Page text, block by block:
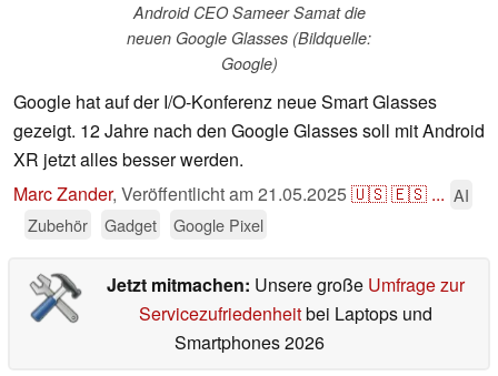
Android CEO Sameer Samat die
neuen Google Glasses (Bildquelle:
Google)
Google hat auf der I/O-Konferenz neue Smart Glasses
gezeigt. 12 Jahre nach den Google Glasses soll mit Android
XR jetzt alles besser werden.
Marc Zander, Veröffentlicht am21.05.2025🇺🇸🇪🇸 ... AI
Zubehör
Gadget Google Pixel
Jetzt mitmachen: Unsere große Umfrage zur
Servicezufriedenheitbei Laptops und
Smartphones 2026